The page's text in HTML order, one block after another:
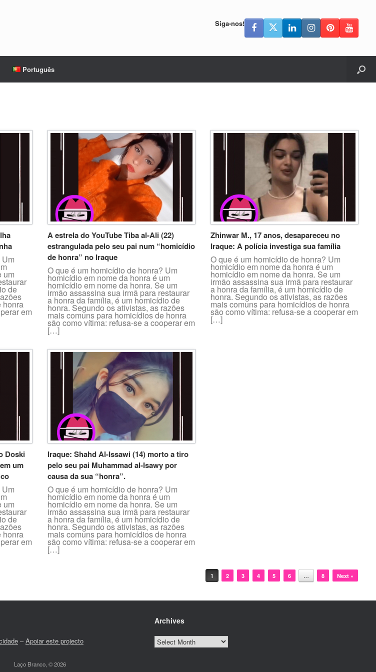
Siga-nos!
Português
um
de
honra
em
A estrela do YouTube Tiba al-Ali (22)
estrangulada pelo seu pai num “homicídio
de honra” no Iraque
O que é um homicídio de honra? Um
homicídio em nome da honra é um
homicídio em nome da honra. Se um
irmão assassina sua irmã para restaurar
a honra da família, é um homicídio de
honra. Segundo os ativistas, as razões
mais comuns para homicídios de honra
são como vítima: refusa-se a cooperar em
[…]
Zhinwar M., 17 anos, desapareceu no
Iraque: A polícia investiga sua família
O que é um homicídio de honra? Um
homicídio em nome da honra é um
homicídio em nome da honra. Se um
irmão assassina sua irmã para restaurar
a honra da família, é um homicídio de
honra. Segundo os ativistas, as razões
mais comuns para homicídios de honra
são como vítima: refusa-se a cooperar em
[…]
Doski
um
um
de
honra
em
Iraque: Shahd Al-Issawi (14) morto a tiro
pelo seu pai Muhammad al-Isawy por
causa da sua “honra”.
O que é um homicídio de honra? Um
homicídio em nome da honra é um
homicídio em nome da honra. Se um
irmão assassina sua irmã para restaurar
a honra da família, é um homicídio de
honra. Segundo os ativistas, as razões
mais comuns para homicídios de honra
são como vítima: refusa-se a cooperar em
[…]
1 2 3 4 5 6 … 8 Next »
–Apoiar este projecto
Archives
Archives
Laço Branco, © 2026